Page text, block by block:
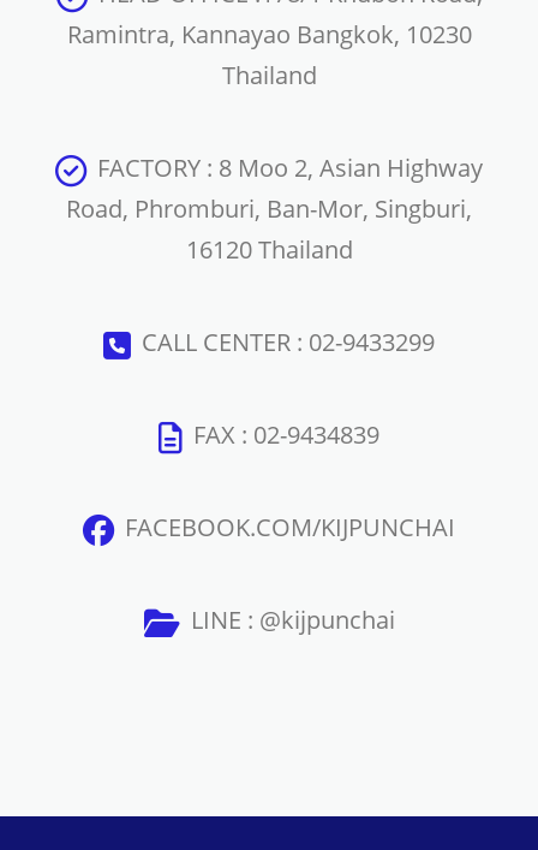
Ramintra, Kannayao Bangkok, 10230
Thailand
FACTORY : 8 Moo 2, Asian Highway
Road, Phromburi, Ban-Mor, Singburi,
16120 Thailand
CALL CENTER : 02-9433299
FAX : 02-9434839
FACEBOOK.COM/KIJPUNCHAI
LINE : @kijpunchai